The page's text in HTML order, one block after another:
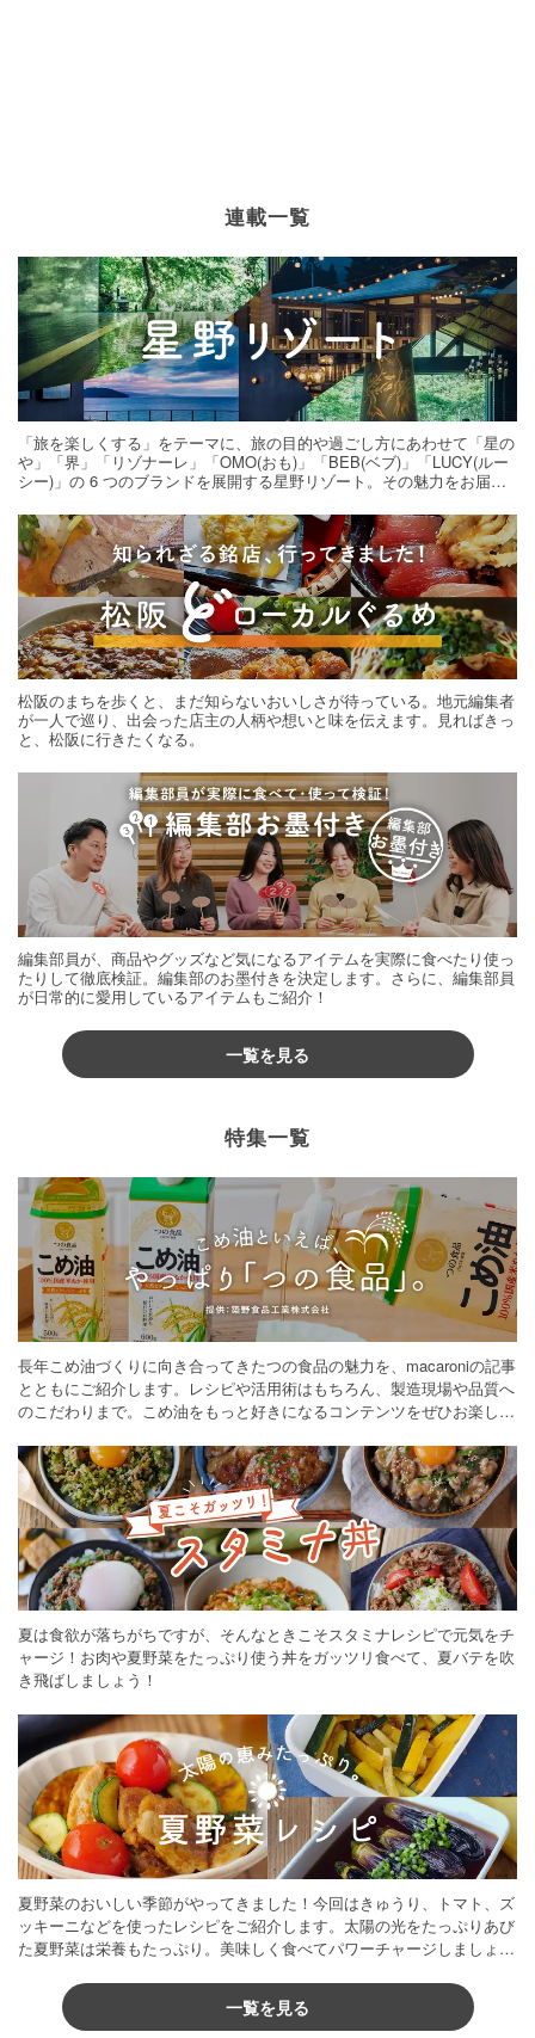
連載一覧
「旅を楽しくする」をテーマに、旅の目的や過ごし方にあわせて「星の
や」「界」「リゾナーレ」「OMO(おも)」「BEB(ベブ)」「LUCY(ルー
シー)」の 6 つのブランドを展開する星野リゾート。その魅力をお届け
松阪のまちを歩くと、まだ知らないおいしさが待っている。地元編集者
が一人で巡り、出会った店主の人柄や想いと味を伝えます。見ればきっ
と、松阪に行きたくなる。
編集部員が、商品やグッズなど気になるアイテムを実際に食べたり使っ
たりして徹底検証。編集部のお墨付きを決定します。さらに、編集部員
が日常的に愛用しているアイテムもご紹介！
一覧を見る
特集一覧
長年こめ油づくりに向き合ってきたつの食品の魅力を、macaroniの記事
とともにご紹介します。レシピや活用術はもちろん、製造現場や品質へ
のこだわりまで。こめ油をもっと好きになるコンテンツをぜひお楽しみ
夏は食欲が落ちがちですが、そんなときこそスタミナレシピで元気をチ
ャージ！お肉や夏野菜をたっぷり使う丼をガッツリ食べて、夏バテを吹
き飛ばしましょう！
夏野菜のおいしい季節がやってきました！今回はきゅうり、トマト、ズ
ッキーニなどを使ったレシピをご紹介します。太陽の光をたっぷりあび
た夏野菜は栄養もたっぷり。美味しく食べてパワーチャージしましょう
一覧を見る